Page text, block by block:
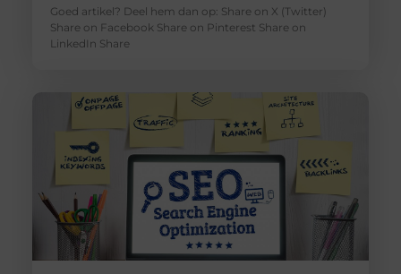
Goed artikel? Deel hem dan op: Share on X (Twitter)
Share on Facebook Share on Pinterest Share on
LinkedIn Share